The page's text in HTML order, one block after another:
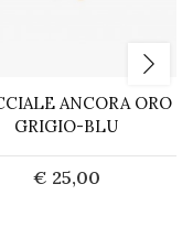
ANCORA ORO
GRIGIO-BLU
€ 25,00